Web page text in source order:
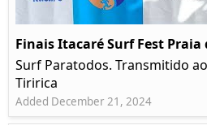
Finais Itacaré Surf Fest
Surf Paratodos. Transmitido
Tiririca
Added December 21, 2024